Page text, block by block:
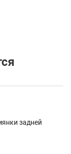
задней